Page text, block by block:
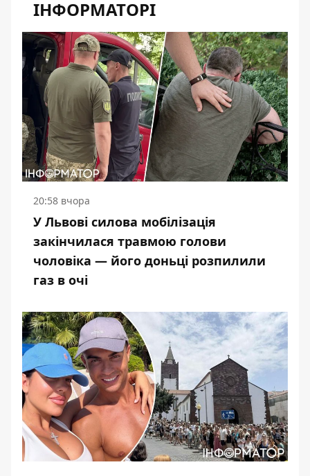
ІНФОРМАТОРІ
20:58 вчора
У Львові силова мобілізація
закінчилася травмою голови
чоловіка — його доньці розпилили
газ в очі